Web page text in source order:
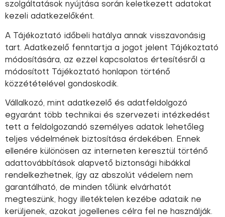
szolgáltatások nyújtása során keletkezett adatokat
kezeli adatkezelőként.
A Tájékoztató időbeli hatálya annak visszavonásig
tart. Adatkezelő fenntartja a jogot jelent Tájékoztató
módosítására, az ezzel kapcsolatos értesítésről a
módosított Tájékoztató honlapon történő
közzétételével gondoskodik.
Vállalkozó, mint adatkezelő és adatfeldolgozó
egyaránt több technikai és szervezeti intézkedést
tett a feldolgozandó személyes adatok lehetőleg
teljes védelmének biztosítása érdekében. Ennek
ellenére különösen az interneten keresztül történő
adattovábbítások alapvető biztonsági hibákkal
rendelkezhetnek, így az abszolút védelem nem
garantálható, de minden tőlünk elvárhatót
megteszünk, hogy illetéktelen kezébe adataik ne
kerüljenek, azokat jogellenes célra fel ne használják.